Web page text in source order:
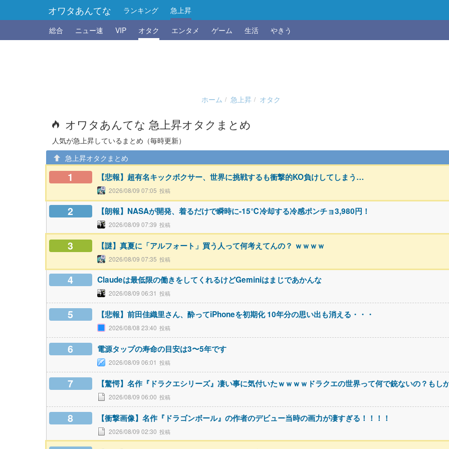
オワタあんてな ランキング
急上昇
総合
ニュー速 VIP オタク エンタメ ゲーム 生活 やきう
ホーム 急上昇 オタク
オワタあんてな 急上昇オタクまとめ
人気が急上昇しているまとめ（毎時更新）
急上昇オタクまとめ
1 【悲報】超有名キックボクサー、世界に挑戦するも衝撃的KO負けしてしまう…
2026/08/09 07:05
2 【朗報】NASAが開発、着るだけで瞬時に-15℃冷却する冷感ポンチョ3,980円！
2026/08/09 07:39
3 【謎】真夏に「アルフォート」買う人って何考えてんの？ ｗｗｗｗ
2026/08/09 07:35
4 Claudeは最低限の働きをしてくれるけどGeminiはまじであかんな
2026/08/09 06:31
5 【悲報】前田佳織里さん、酔ってiPhoneを初期化 10年分の思い出も消える・・・
2026/08/08 23:40
6 電源タップの寿命の目安は3〜5年です
2026/08/09 06:01
7 【驚愕】名作『ドラクエシリーズ』凄い事に気付いたｗｗｗｗドラクエの世界って何で銃ないの？もし
2026/08/09 06:00
8 【衝撃画像】名作『ドラゴンボール』の作者のデビュー当時の画力が凄すぎる！！！！
2026/08/09 02:30